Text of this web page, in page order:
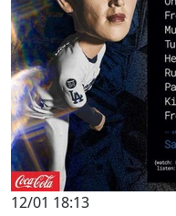
12/01 18:13